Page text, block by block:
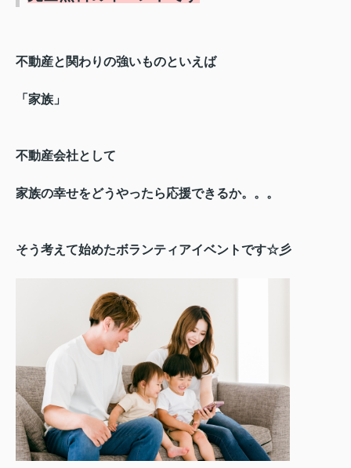
不動産と関わりの強いものといえば
「家族」
不動産会社として
家族の幸せをどうやったら応援できるか。。。
そう考えて始めたボランティアイベントです☆彡